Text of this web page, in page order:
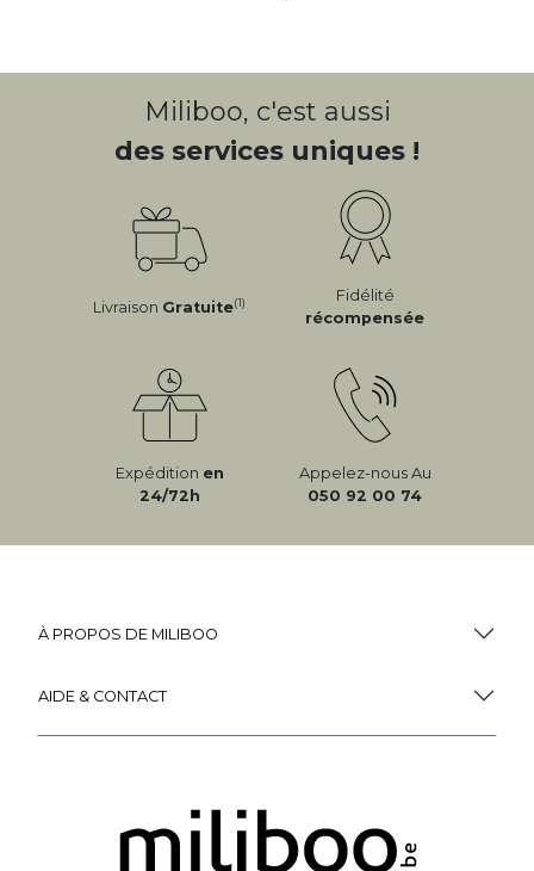
Miliboo, c'est aussi
des services uniques !
Livraison Gratuite(1)
Fidélité
récompensée
Expédition en
24/72h
Appelez-nous Au
050 92 00 74
À PROPOS DE MILIBOO
AIDE & CONTACT